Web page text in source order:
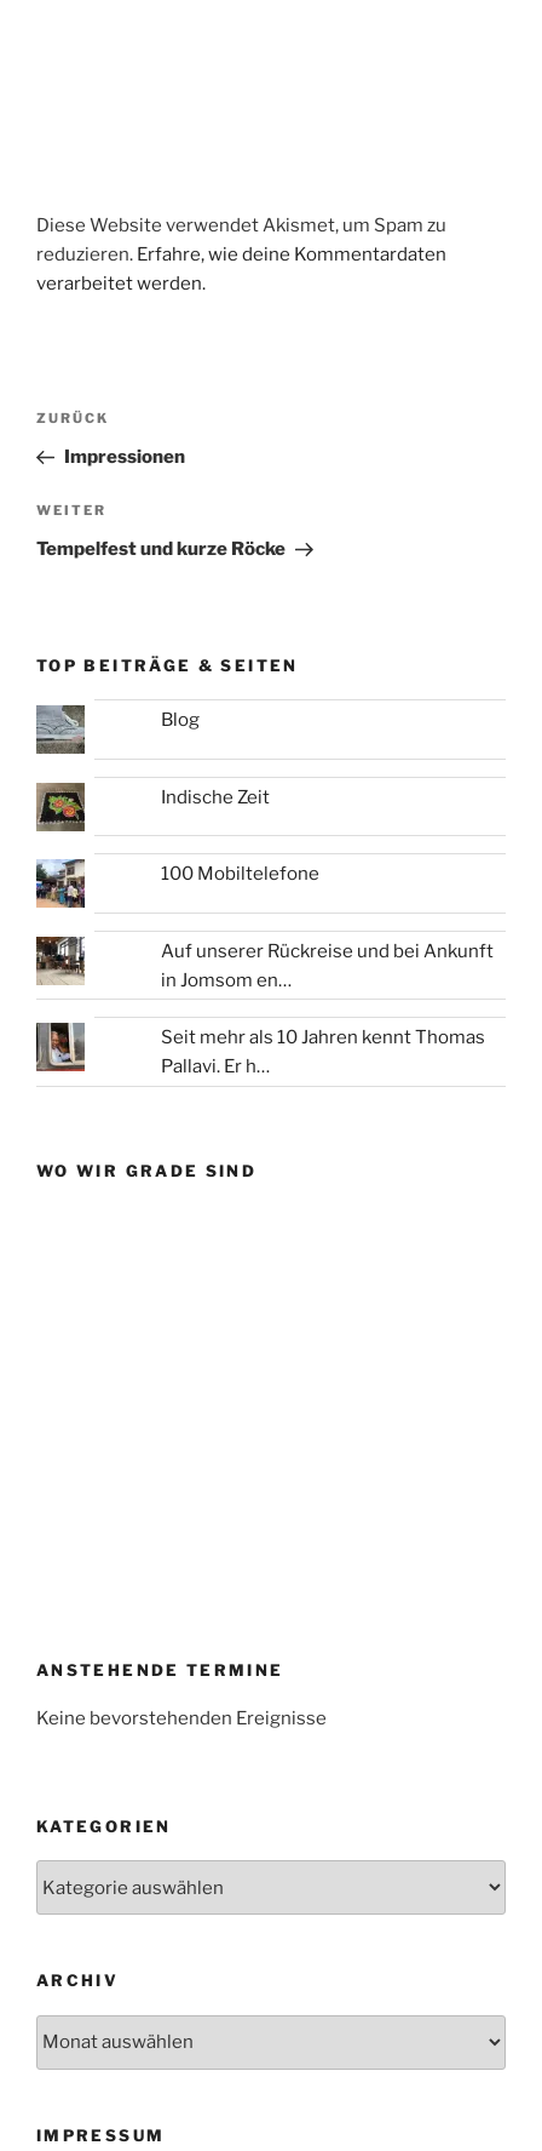
Diese Website verwendet Akismet, um Spam zu
reduzieren. Erfahre, wie deine Kommentardaten
verarbeitet werden.
Beitragsnavigation
Vorheriger
Beitrag
ZURÜCK
Impressionen
Nächster
Beitrag
WEITER
Tempelfest und kurze Röcke
TOP BEITRÄGE & SEITEN
Blog
Indische Zeit
100 Mobiltelefone
Auf unserer Rückreise und bei Ankunft
in Jomsom en…
Seit mehr als 10 Jahren kennt Thomas
Pallavi. Er h…
WO WIR GRADE SIND
ANSTEHENDE TERMINE
Keine bevorstehenden Ereignisse
KATEGORIEN
ARCHIV
IMPRESSUM